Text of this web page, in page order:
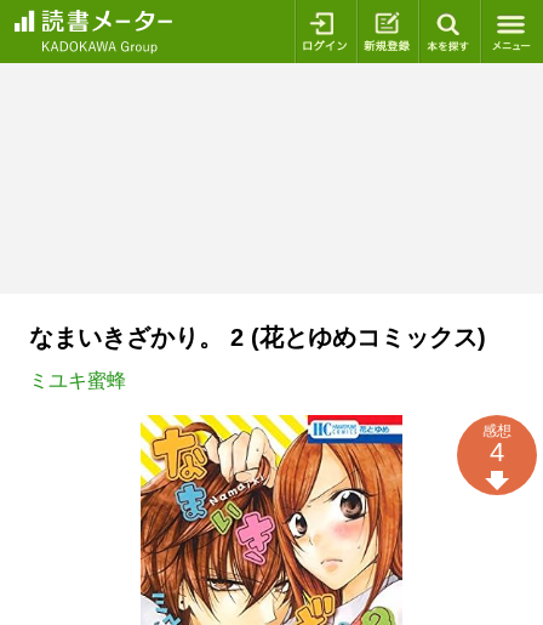
ログイン 新規登録
なまいきざかり。 2 (花とゆめコミックス)
ミユキ蜜蜂
感想
4